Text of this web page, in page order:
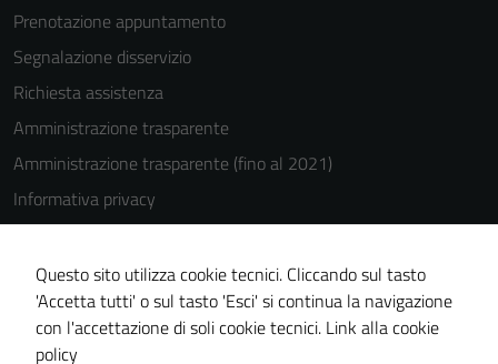
Prenotazione appuntamento
Segnalazione disservizio
Richiesta assistenza
Amministrazione trasparente
Amministrazione trasparente (fino al 2021)
Informativa privacy
Cookie Policy
Note legali
Dichiarazione di accessibilità
Piano di miglioramento del sito
Questo sito utilizza cookie tecnici. Cliccando sul tasto
'Accetta tutti' o sul tasto 'Esci' si continua la navigazione
con l'accettazione di soli cookie tecnici. Link alla cookie
policy